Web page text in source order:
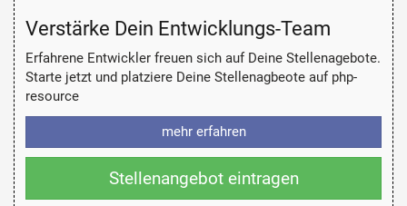
Verstärke Dein Entwicklungs-Team
Erfahrene Entwickler freuen sich auf Deine Stellenagebote.
Starte jetzt und platziere Deine Stellenagbeote auf php-
resource
mehr erfahren
Stellenangebot eintragen